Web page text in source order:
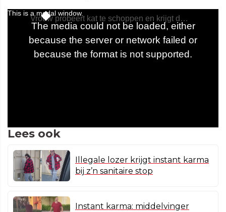
Lees ook
Illegale lozer krijgt instant karma
bij z’n sanitaire stop
Instant karma: middelvinger